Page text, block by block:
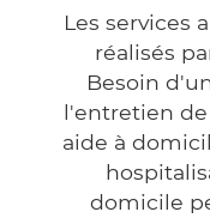
Les services
réalisés
Besoin
l'entretien
aide à
domicile